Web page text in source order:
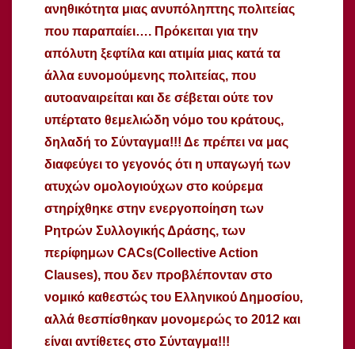
ανηθικότητα μιας ανυπόληπτης πολιτείας
που παραπαίει…. Πρόκειται για την
απόλυτη ξεφτίλα και ατιμία μιας κατά τα
άλλα ευνομούμενης πολιτείας, που
αυτοαναιρείται και δε σέβεται ούτε τον
υπέρτατο θεμελιώδη νόμο του κράτους,
δηλαδή το Σύνταγμα!!! Δε πρέπει να μας
διαφεύγει το γεγονός ότι η υπαγωγή των
ατυχών ομολογιούχων στο κούρεμα
στηρίχθηκε στην ενεργοποίηση των
Ρητρών Συλλογικής Δράσης, των
περίφημων CACs(Collective Action
Clauses), που δεν προβλέπονταν στο
νομικό καθεστώς του Ελληνικού Δημοσίου,
αλλά θεσπίσθηκαν μονομερώς το 2012 και
είναι αντίθετες στο Σύνταγμα!!!